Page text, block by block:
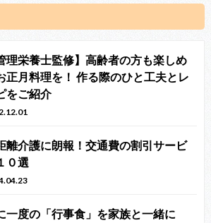
理栄養士監修】高齢者の方も楽しめ
正月料理を！ 作る際のひと工夫とレ
をご紹介
離介護に朗報！交通費の割引サービ
０選
一度の「行事食」を家族と一緒に